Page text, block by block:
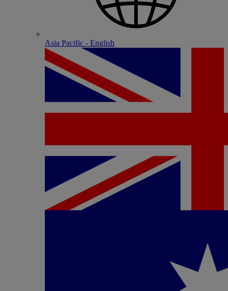
Asia Pacific - English